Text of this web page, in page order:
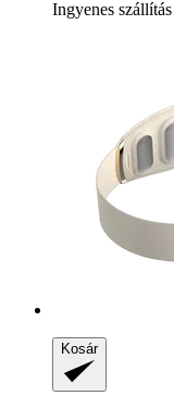
Ingyenes
Kosár